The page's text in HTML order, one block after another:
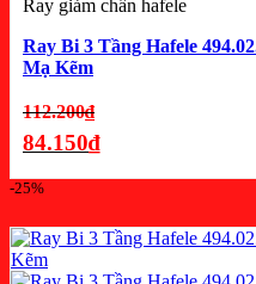
Ray giảm chấn hafele
Ray Bi 3 Tầng Hafele
Mạ Kẽm
112.200₫Giá
gốc
84.150₫
tại
là:
-25%